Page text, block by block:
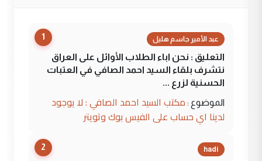
1 عبد الأمير جاسم هليل
التعليق : نحن اباء الطلاب الأوائل على العراق
نتشرف بلقاء السيد احمد الصافي في العتبات
الحسنية لزرع ...
الموضوع : مكتب السيد احمد الصافي : لا يوجود
لدينا اي حساب على الفيس بوك وتويتر
2 hadi